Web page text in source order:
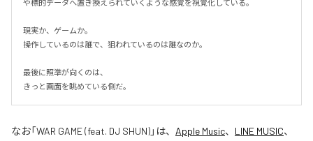
や標的データへ置き換えられていくような感覚を視覚化している。
現実か、ゲームか。
操作しているのは誰で、狙われているのは誰なのか。
最後に照準が向くのは、
きっと画面を眺めている側だ。
なお「WAR GAME (feat. DJ SHUN)」は、 Apple Music、 LINE MUSIC、